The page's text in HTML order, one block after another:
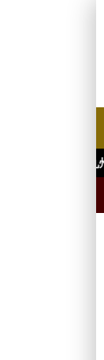
縄・北海道は+１